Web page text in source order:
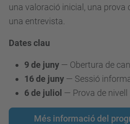
una valoració inicial, una prova
una entrevista.
Dates clau
9 de juny — Obertura de
16 de juny — Sessió
6 de juliol — Prova de nivell
Més informació del